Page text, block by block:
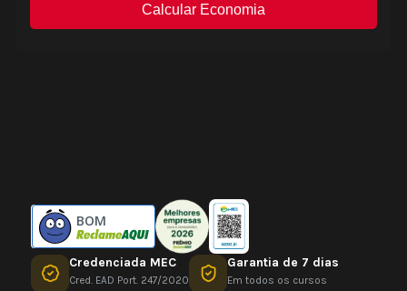
BOM
Credenciada MEC
Cred. EAD Port. 247/2020
Garantia de 7 dias
Em todos os cursos